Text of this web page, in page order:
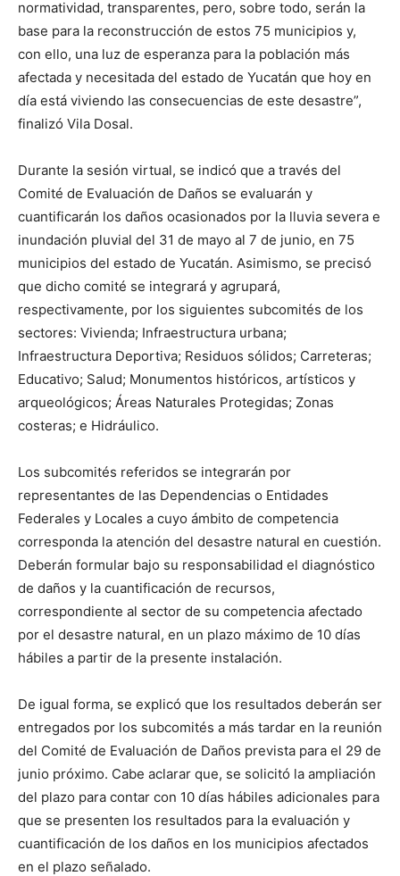
normatividad, transparentes, pero, sobre todo, serán la
base para la reconstrucción de estos 75 municipios y,
con ello, una luz de esperanza para la población más
afectada y necesitada del estado de Yucatán que hoy en
día está viviendo las consecuencias de este desastre”,
finalizó Vila Dosal.
Durante la sesión virtual, se indicó que a través del
Comité de Evaluación de Daños se evaluarán y
cuantificarán los daños ocasionados por la lluvia severa e
inundación pluvial del 31 de mayo al 7 de junio, en 75
municipios del estado de Yucatán. Asimismo, se precisó
que dicho comité se integrará y agrupará,
respectivamente, por los siguientes subcomités de los
sectores: Vivienda; Infraestructura urbana;
Infraestructura Deportiva; Residuos sólidos; Carreteras;
Educativo; Salud; Monumentos históricos, artísticos y
arqueológicos; Áreas Naturales Protegidas; Zonas
costeras; e Hidráulico.
Los subcomités referidos se integrarán por
representantes de las Dependencias o Entidades
Federales y Locales a cuyo ámbito de competencia
corresponda la atención del desastre natural en cuestión.
Deberán formular bajo su responsabilidad el diagnóstico
de daños y la cuantificación de recursos,
correspondiente al sector de su competencia afectado
por el desastre natural, en un plazo máximo de 10 días
hábiles a partir de la presente instalación.
De igual forma, se explicó que los resultados deberán ser
entregados por los subcomités a más tardar en la reunión
del Comité de Evaluación de Daños prevista para el 29 de
junio próximo. Cabe aclarar que, se solicitó la ampliación
del plazo para contar con 10 días hábiles adicionales para
que se presenten los resultados para la evaluación y
cuantificación de los daños en los municipios afectados
en el plazo señalado.